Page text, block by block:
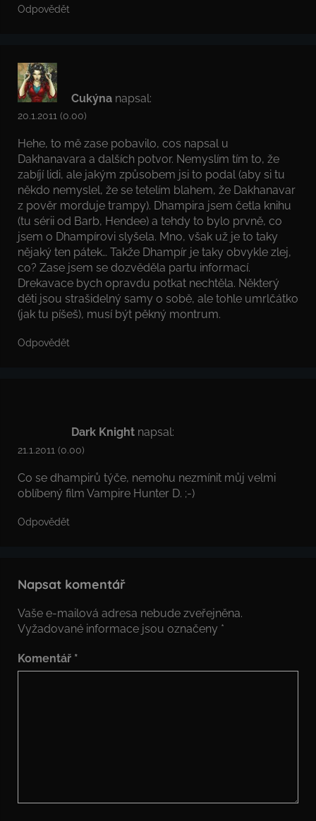
Odpovědět
Cukýna napsal:
20.1.2011 (0.00)
Hehe, to mě zase pobavilo, cos napsal u
Dakhanavara a dalších potvor. Nemyslím tím to, že
zabíjí lidi, ale jakým způsobem jsi to podal (aby si tu
někdo nemyslel, že se tetelím blahem, že Dakhanavar
z pověr morduje trampy). Dhampira jsem četla knihu
(tu sérii od Barb, Hendee) a tehdy to bylo prvně, co
jsem o Dhampírovi slyšela. Mno, však už je to taky
nějaký ten pátek… Takže Dhampír je taky obvykle zlej,
co? Zase jsem se dozvěděla partu informací.
Drekavace bych opravdu potkat nechtěla. Některý
děti jsou strašidelný samy o sobě, ale tohle umrlčátko
(jak tu píšeš), musí být pěkný montrum.
Odpovědět
Dark Knight napsal:
21.1.2011 (0.00)
Co se dhampirů týče, nemohu nezmínit můj velmi
oblíbený film Vampire Hunter D. ;-)
Odpovědět
Napsat komentář
Vaše e-mailová adresa nebude zveřejněna.
Vyžadované informace jsou označeny *
Komentář *